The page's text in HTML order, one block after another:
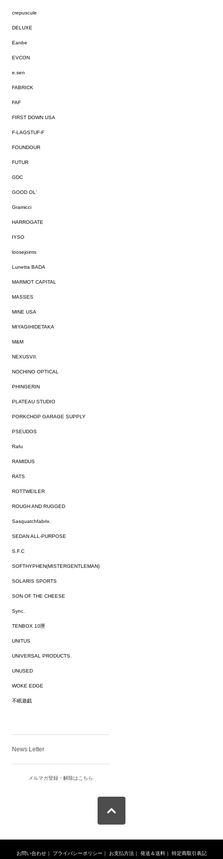
crepuscule
DELUXE
Eanbe
EVCON
e.sen
FABRICK
FAF
FIRST DOWN USA
F-LAGSTUF-F
FOUNDOUR
FUTUR
GDC
GOOD OL'
Gramicci
HARROGATE
IYSO
loosejoints
Lunetta BADA
MARMOT CAPITAL
MASSES
MINE USA
MIYAGIHIDETAKA
M&M
NEXUSVII.
NOCHINO OPTICAL
PHINGERIN
PLATEAU STUDIO
PORKCHOP GARAGE SUPPLY
PSEUDOS
Rafu
RAMIDUS
RATS
ROTTWEILER
ROUGH AND RUGGED
Sasquatchfabrix.
SEDAN ALL-PURPOSE
S.F.C
SOFTHYPHEN(MISTERGENTLEMAN)
SOLARIS SPORTS
SON OF THE CHEESE
Sync.
TENBOX 10匣
UNITUS
UNIVERSAL PRODUCTS.
UNUSED
WOKE EDGE
不眠遊戯
News Letter
メルマガ登録・解除はこちら
お問い合わせ プライバシーポリシー お支払方法 発送＆送料 特定商取引表記